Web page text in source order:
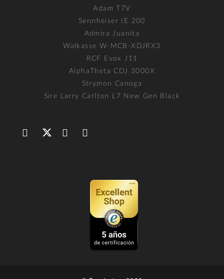
Adam T7V
Sennheiser IE 200
Admira Juanita
Walkasse W-MCB-XDJRX3
RCF Evox J11
AlphaTheta CDJ 3000X
Strymon Canoga
Sire Larry Carlton L7 New Gen Black